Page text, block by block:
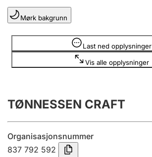
Lag og forening
Registrere, endre, slette
Årsregnskap
Innsending og forsinkelsesgebyr
Mørk bakgrunn
Last ned opplysninger
Vis alle opplysninger
Opplysninger er skjult
TØNNESSEN CRAFT
Organisasjonsnummer
837 792 592